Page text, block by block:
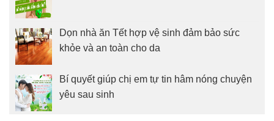
Dọn nhà ăn Tết hợp vệ sinh đảm bảo sức
khỏe và an toàn cho da
Bí quyết giúp chị em tự tin hâm nóng chuyện
yêu sau sinh